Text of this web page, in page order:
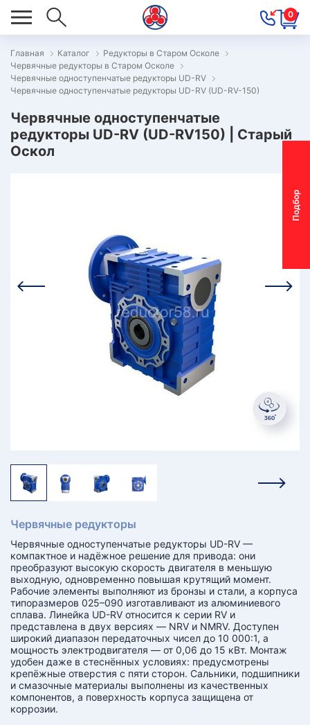
0
П
о
д
б
о
р
м
о
т
о
р
-
р
е
д
у
к
т
о
р
Главная Каталог
Редукторы в Старом Осколе
Червячные редукторы в Старом Осколе
Червячные одноступенчатые редукторы UD-RV
Червячные одноступенчатые редукторы UD-RV (UD-RV-150)
Червячные одноступенчатые
редукторы UD-RV (UD-RV150) | Старый
Оскол
Червячные редукторы
Червячные одноступенчатые редукторы UD-RV —
компактное и надёжное решение для привода: они
преобразуют высокую скорость двигателя в меньшую
выходную, одновременно повышая крутящий момент.
Рабочие элементы выполняют из бронзы и стали, а корпуса
типоразмеров 025–090 изготавливают из алюминиевого
сплава. Линейка UD-RV относится к серии RV и
представлена в двух версиях — NRV и NMRV. Доступен
широкий диапазон передаточных чисел до 10 000:1, а
мощность электродвигателя — от 0,06 до 15 кВт. Монтаж
удобен даже в стеснённых условиях: предусмотрены
крепёжные отверстия с пяти сторон. Сальники, подшипники
и смазочные материалы выполнены из качественных
компонентов, а поверхность корпуса защищена от
коррозии.